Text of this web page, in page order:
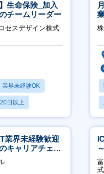
生命保険_加入
チームリーダー
セスデザイン株式
業界未経験OK
日以上
業界未経験歓迎
キャリアチェン
モート可能】